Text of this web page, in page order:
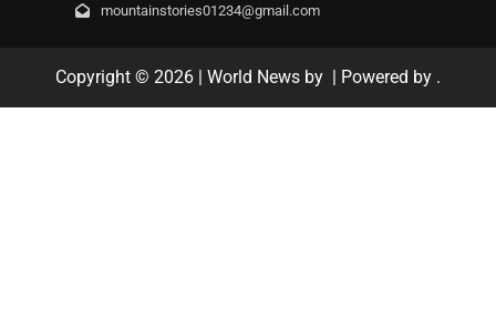
mountainstories01234@gmail.com
Copyright © 2026 | World News by | Powered by .